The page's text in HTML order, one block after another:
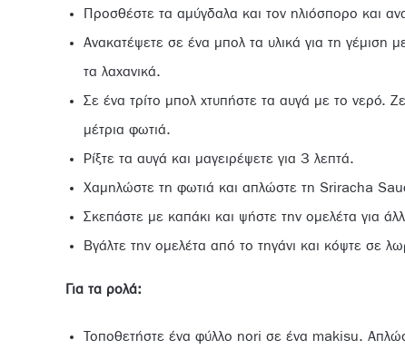
Προσθέστε τα αμύγδαλα και τον ηλιόσπορο και
Ανακατέψετε σε ένα μπολ τα υλικά για τη γέμιση
τα λαχανικά.
Σε ένα τρίτο μπολ χτυπήστε τα αυγά με το νερό.
μέτρια φωτιά.
Ρίξτε τα αυγά και μαγειρέψετε για 3 λεπτά.
Χαμηλώστε τη φωτιά και απλώστε τη Sriracha
Σκεπάστε με καπάκι και ψήστε την ομελέτα για
Βγάλτε την ομελέτα από το τηγάνι και κόψτε σε
Για τα ρολά:
Τοποθετήστε ένα φύλλο nori σε ένα makisu.